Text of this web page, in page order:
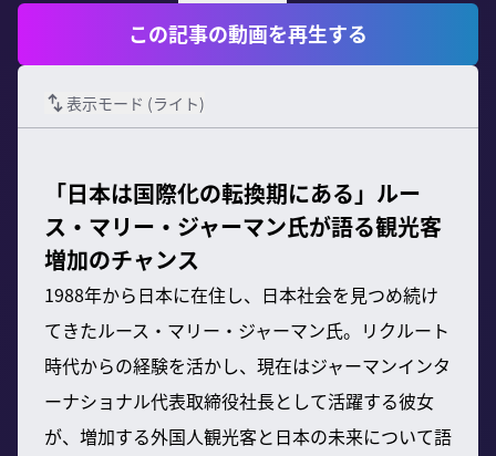
この記事の動画を再生する
表示モード (ライト)
「日本は国際化の転換期にある」ルー
ス・マリー・ジャーマン氏が語る観光客
増加のチャンス
1988年から日本に在住し、日本社会を見つめ続け
てきたルース・マリー・ジャーマン氏。リクルート
時代からの経験を活かし、現在はジャーマンインタ
ーナショナル代表取締役社長として活躍する彼女
が、増加する外国人観光客と日本の未来について語